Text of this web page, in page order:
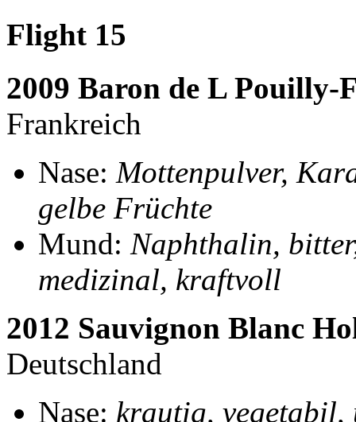
Flight 15
2009 Baron de L Pouilly-
Frankreich
Nase: Mottenpulver,
gelbe Früchte
Mund: Naphthalin,
medizinal, kraftvoll
2012 Sauvignon Blanc
Deutschland
Nase: krautig, vegetabil,